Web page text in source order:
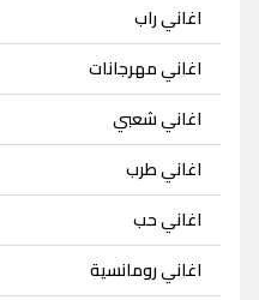
اغاني راب
اغاني مهرجانات
اغاني شعبي
اغاني طرب
اغاني حب
اغاني رومانسية